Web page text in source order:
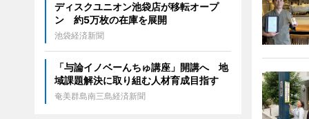
ディスクユニオン池袋店が移転オープ
ン 約5万枚の在庫を展開
池袋経済新聞
「与論イノベーんちゅ講座」開講へ 地
域課題解決に取り組む人材育成目指す
奄美群島南三島経済新聞